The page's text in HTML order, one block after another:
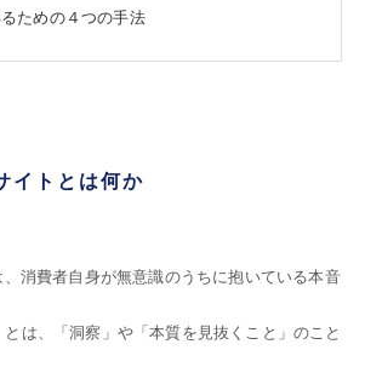
ための４つの手法
イトとは何か
消費者自身が無意識のうちに抱いている本音
は、「洞察」や「本質を見抜くこと」のこと